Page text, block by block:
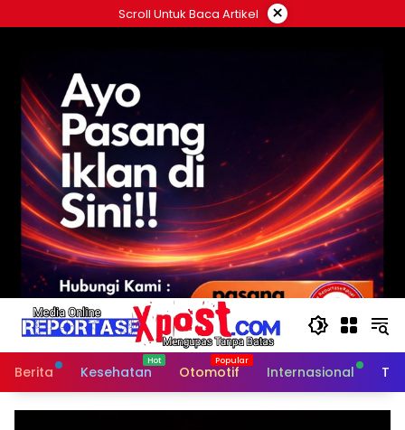
ke
Scroll Untuk Baca Artikel ×
Berita Kesehatan Otomotif Internasional